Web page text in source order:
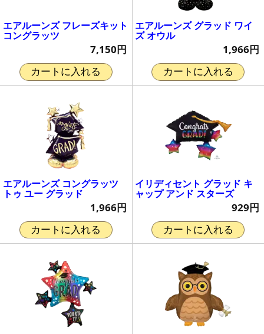
エアルーンズ フレーズキット
コングラッツ
7,150円
カートに入れる
エアルーンズ グラッド ワイ
ズ オウル
1,966円
カートに入れる
エアルーンズ コングラッツ
トゥ ユー グラッド
1,966円
カートに入れる
イリディセント グラッド キ
ャップ アンド スターズ
929円
カートに入れる